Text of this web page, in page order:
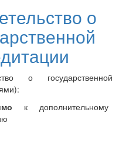
о
о
к дополнительному